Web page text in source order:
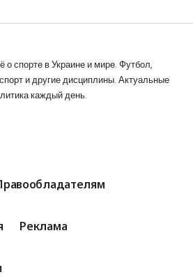
о спорте в Украине и мире. Футбол,
и другие дисциплины. Актуальные
каждый день.
Реклама